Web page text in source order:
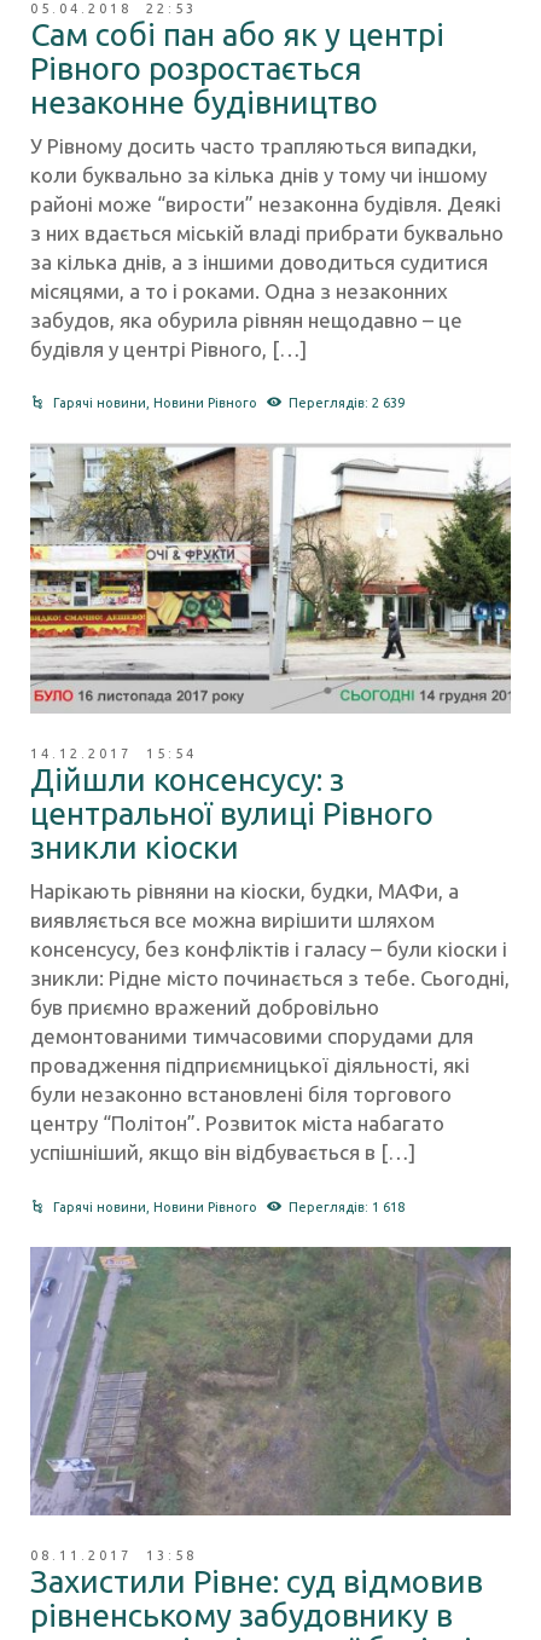
05.04.2018 22:53
Сам собі пан або як у центрі
Рівного розростається
незаконне будівництво
У Рівному досить часто трапляються випадки,
коли буквально за кілька днів у тому чи іншому
районі може “вирости” незаконна будівля. Деякі
з них вдається міській владі прибрати буквально
за кілька днів, а з іншими доводиться судитися
місяцями, а то і роками. Одна з незаконних
забудов, яка обурила рівнян нещодавно – це
будівля у центрі Рівного, […]
Гарячі новини, Новини Рівного Переглядів: 2 639
14.12.2017 15:54
Дійшли консенсусу: з
центральної вулиці Рівного
зникли кіоски
Нарікають рівняни на кіоски, будки, МАФи, а
виявляється все можна вирішити шляхом
консенсусу, без конфліктів і галасу – були кіоски і
зникли: Рідне місто починається з тебе. Сьогодні,
був приємно вражений добровільно
демонтованими тимчасовими спорудами для
провадження підприємницької діяльності, які
були незаконно встановлені біля торгового
центру “Політон”. Розвиток міста набагато
успішніший, якщо він відбувається в […]
Гарячі новини ,Новини Рівного Переглядів: 1 618
08.11.2017 13:58
Захистили Рівне: суд відмовив
рівненському забудовнику в